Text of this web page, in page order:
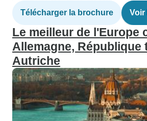
Télécharger la brochure Voir
Le meilleur de l'Europe
Allemagne, République
Autriche